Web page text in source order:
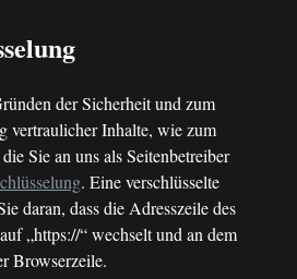
der Sicherheit und zum
vertraulicher Inhalte, wie zum
Sie an uns als Seitenbetreiber
. Eine verschlüsselte
daran, dass die Adresszeile des
„https://“ wechselt und an dem
Browserzeile.